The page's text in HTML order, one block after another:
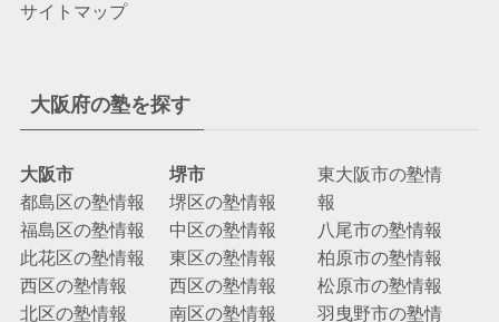
サイトマップ
大阪府の塾を探す
大阪市
都島区の塾情報
福島区の塾情報
此花区の塾情報
西区の塾情報
北区の塾情報
堺市
堺区の塾情報
中区の塾情報
東区の塾情報
西区の塾情報
南区の塾情報
東大阪市の塾情
報
八尾市の塾情報
柏原市の塾情報
松原市の塾情報
羽曳野市の塾情